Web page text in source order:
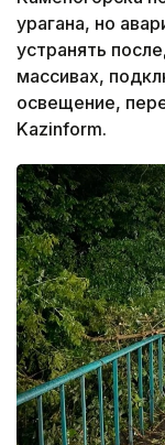
урагана, но
устранять
массивах,
освещение,
Kazinform.